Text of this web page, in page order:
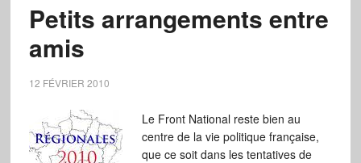
Petits arrangements entre
amis
12 FÉVRIER 2010
Le Front National reste bien au
centre de la vie politique française,
que ce soit dans les tentatives de